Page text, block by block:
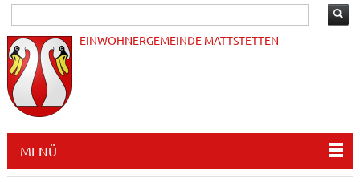
EINWOHNERGEMEINDE MATTSTETTEN
MENÜ